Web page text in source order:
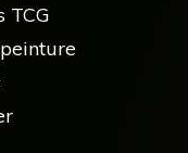
TCG